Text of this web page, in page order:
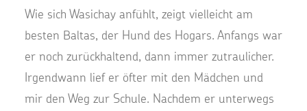
Wie sich Wasichay anfühlt, zeigt vielleicht am
besten Baltas, der Hund des Hogars. Anfangs war
er noch zurückhaltend, dann immer zutraulicher.
Irgendwann lief er öfter mit den Mädchen und
mir den Weg zur Schule. Nachdem er unterwegs